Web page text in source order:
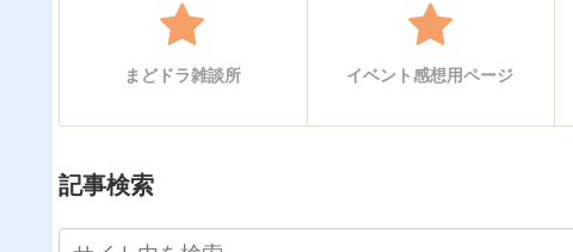
まどドラ雑談所 イベント感想用ページ
記事検索